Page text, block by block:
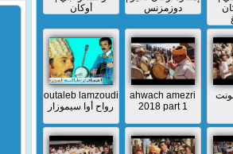
أوكان
دوزمزنس
outaleb lamzoudi
رواح أوا سيموزار
ahwach amezri
2018 part 1